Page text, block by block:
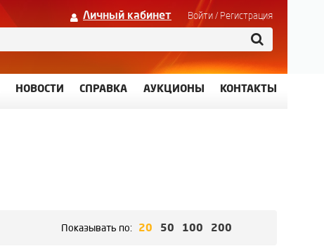
Личный кабинет Войти / Регистрация
НОВОСТИ СПРАВКА АУКЦИОНЫ КОНТАКТЫ
Показывать по: 20 50 100 200